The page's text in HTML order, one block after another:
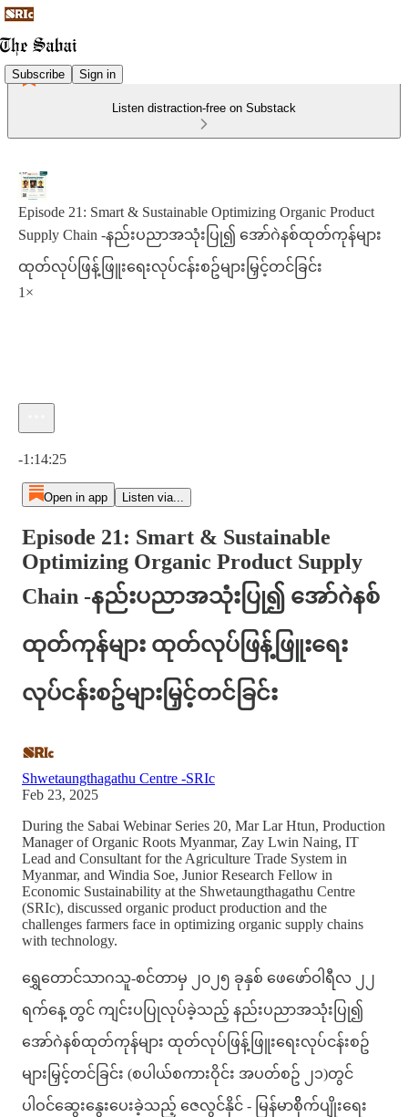
Subscribe Sign in
Listen distraction-free on Substack
Episode 21: Smart & Sustainable Optimizing Organic Product
Supply Chain -နည်းပညာအသုံးပြု၍ အော်ဂဲနစ်ထုတ်ကုန်များ
ထုတ်လုပ်ဖြန့်ဖြူးရေးလုပ်ငန်းစဥ်များမြှင့်တင်ခြင်း
1×
-1:14:25
Open in app Listen via...
Episode 21: Smart & Sustainable
Optimizing Organic Product Supply
Chain -နည်းပညာအသုံးပြု၍ အော်ဂဲနစ်
ထုတ်ကုန်များ ထုတ်လုပ်ဖြန့်ဖြူးရေး
လုပ်ငန်းစဥ်များမြှင့်တင်ခြင်း
Shwetaungthagathu Centre -SRIc
Feb 23, 2025
During the Sabai Webinar Series 20, Mar Lar Htun, Production
Manager of Organic Roots Myanmar, Zay Lwin Naing, IT
Lead and Consultant for the Agriculture Trade System in
Myanmar, and Windia Soe, Junior Research Fellow in
Economic Sustainability at the Shwetaungthagathu Centre
(SRIc), discussed organic product production and the
challenges farmers face in optimizing organic supply chains
with technology.
ရွှေတောင်သာဂသူ-စင်တာမှ ၂၀၂၅ ခုနှစ် ဖေဖော်ဝါရီလ ၂၂
ရက်နေ့ တွင် ကျင်းပပြုလုပ်ခဲ့သည့် နည်းပညာအသုံးပြု၍
အော်ဂဲနစ်ထုတ်ကုန်များ ထုတ်လုပ်ဖြန့်ဖြူးရေးလုပ်ငန်းစဥ်
များမြှင့်တင်ခြင်း (စပါယ်စကားဝိုင်း အပတ်စဥ် ၂၁)တွင်
ပါဝင်ဆွေးနွေးပေးခဲ့သည့် ဇေလွင်နိုင် - မြန်မာစိိုက်ပျိုးရေး